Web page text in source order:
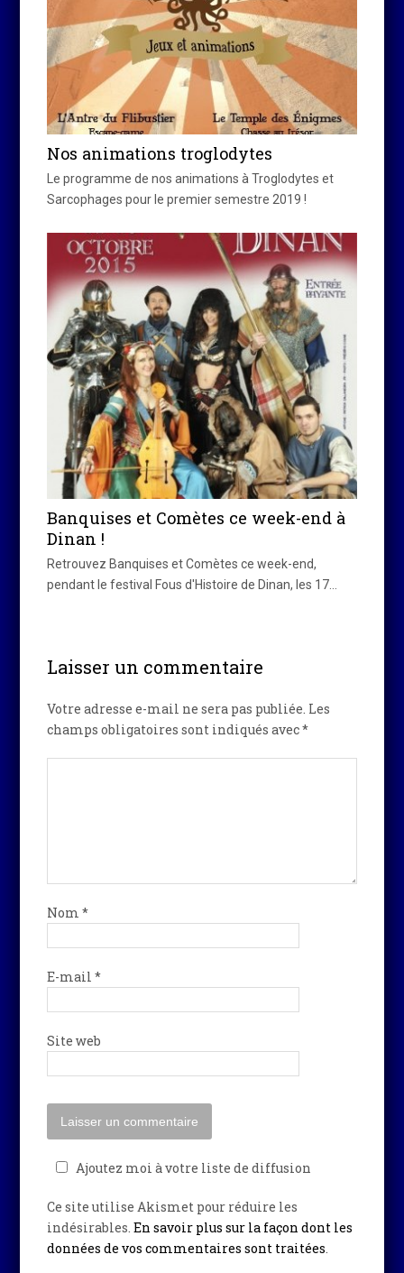
Nos animations troglodytes
Le programme de nos animations à Troglodytes et
Sarcophages pour le premier semestre 2019 !
Banquises et Comètes ce week-end à
Dinan !
Retrouvez Banquises et Comètes ce week-end,
pendant le festival Fous d'Histoire de Dinan, les 17…
Laisser un commentaire
Votre adresse e-mail ne sera pas publiée. Les
champs obligatoires sont indiqués avec*
Nom*
E-mail*
Site web
Ajoutez moi à votre liste de diffusion
Ce site utilise Akismet pour réduire les
indésirables.En savoir plus sur la façon dont les
données de vos commentaires sont traitées